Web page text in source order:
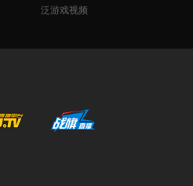
泛游戏视频